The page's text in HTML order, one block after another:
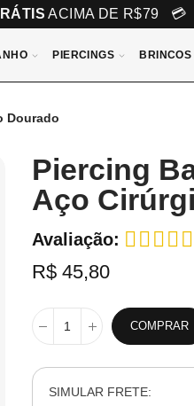
ACIMA DE R$79 💳
PIERCINGS BRINCOS
Dourado
Piercing
Aço
Avaliação:
R$ 45,80
COMPRAR
SIMULAR FRETE: